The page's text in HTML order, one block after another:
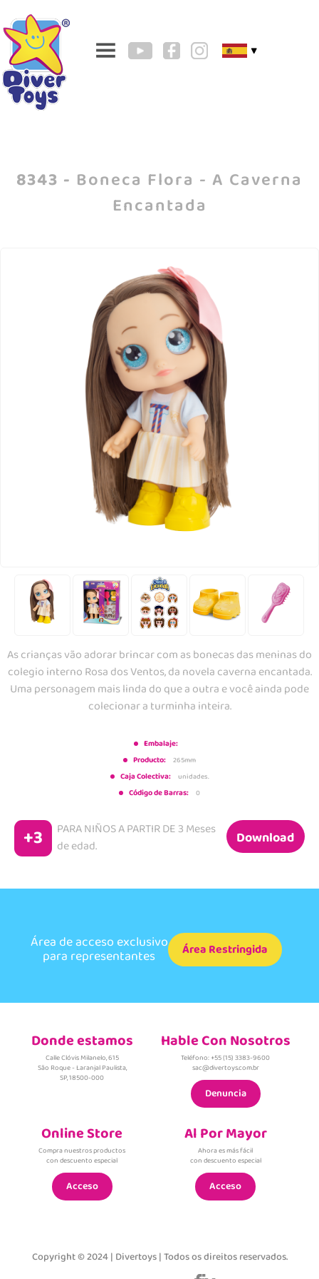
▼
8343 - Boneca Flora - A Caverna
Encantada
As crianças vão adorar brincar com as bonecas das meninas do
colegio interno Rosa dos Ventos, da novela caverna encantada.
Uma personagem mais linda do que a outra e você ainda pode
colecionar a turminha inteira.
Embalaje:
Producto:
265mm
Caja Colectiva: unidades.
Código de Barras: 0
+3 PARA NIÑOS A PARTIR DE 3 Meses
de edad.
Download
Área de acceso exclusivo
para representantes Área Restringida
Donde estamos
Calle Clóvis Milanelo, 615
São Roque - Laranjal Paulista,
SP, 18500-000
Hable Con Nosotros
Teléfono: +55 (15) 3383-9600
sac@divertoys.com.br
Denuncia
Online Store
Compra nuestros productos
con descuento especial
Acceso
Al Por Mayor
Ahora es más fácil
con descuento especial
Acceso
Copyright © 2024 | Divertoys | Todos os direitos reservados.